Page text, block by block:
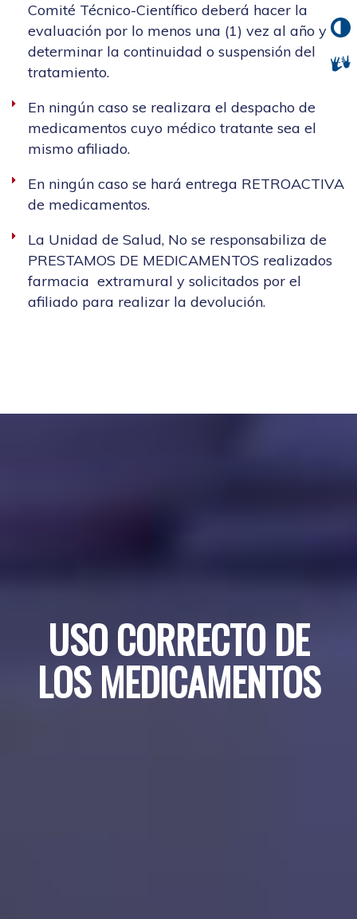
Comité Técnico-Científico deberá hacer la
evaluación por lo menos una (1) vez al año y
determinar la continuidad o suspensión del
tratamiento.
En ningún caso se realizara el despacho de
medicamentos cuyo médico tratante sea el
mismo afiliado.
En ningún caso se hará entrega RETROACTIVA
de medicamentos.
La Unidad de Salud, No se responsabiliza de
PRESTAMOS DE MEDICAMENTOS realizados
farmacia extramural y solicitados por el
afiliado para realizar la devolución.
USO CORRECTO DE
LOS MEDICAMENTOS